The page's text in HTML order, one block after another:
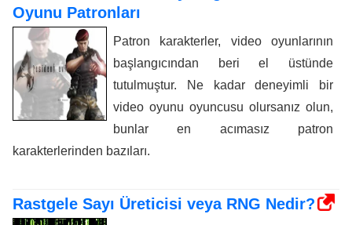
Oyunu Patronları
Patron karakterler, video oyunlarının
başlangıcından beri el üstünde
tutulmuştur. Ne kadar deneyimli bir
video oyunu oyuncusu olursanız olun,
bunlar en acımasız patron
karakterlerinden bazıları.
Rastgele Sayı Üreticisi veya RNG Nedir?